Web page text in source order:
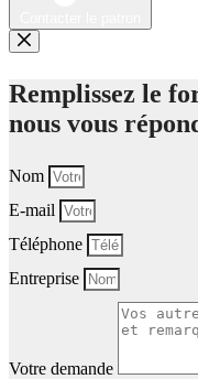
Remplissez le
nous vous
Nom
E-mail
Téléphone
Entreprise
Votre demande